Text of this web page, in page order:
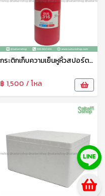
กระติกเก็บความเย็นหูหิ้วสปอร์ต H62 SUS316 KTM
฿ 1,500 / โหล